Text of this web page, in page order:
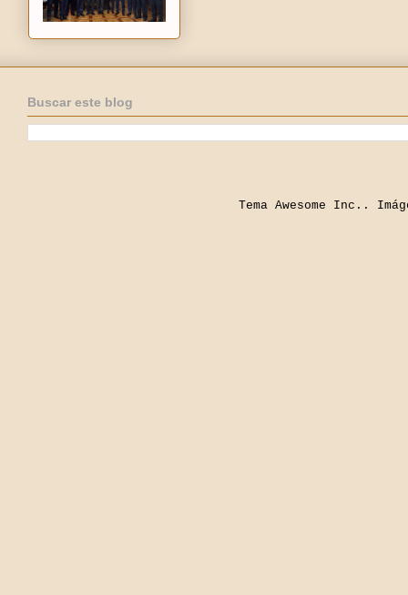
Buscar este blog
Tema Awesome Inc..